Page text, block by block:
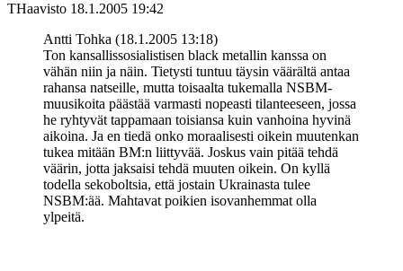
THaavisto 18.1.2005 19:42
Antti Tohka (18.1.2005 13:18)
Ton kansallissosialistisen black metallin kanssa on
vähän niin ja näin. Tietysti tuntuu täysin väärältä antaa
rahansa natseille, mutta toisaalta tukemalla NSBM-
muusikoita päästää varmasti nopeasti tilanteeseen, jossa
he ryhtyvät tappamaan toisiansa kuin vanhoina hyvinä
aikoina. Ja en tiedä onko moraalisesti oikein muutenkan
tukea mitään BM:n liittyvää. Joskus vain pitää tehdä
väärin, jotta jaksaisi tehdä muuten oikein. On kyllä
todella sekoboltsia, että jostain Ukrainasta tulee
NSBM:ää. Mahtavat poikien isovanhemmat olla
ylpeitä.